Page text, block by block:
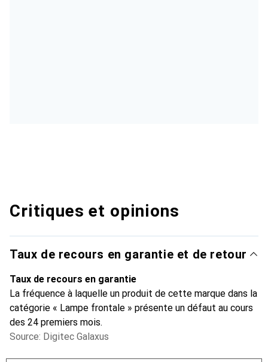
Critiques et opinions
Taux de recours en garantie et de retour
Taux de recours en garantie
La fréquence à laquelle un produit de cette marque dans la
catégorie « Lampe frontale » présente un défaut au cours
des 24 premiers mois.
Source: Digitec Galaxus